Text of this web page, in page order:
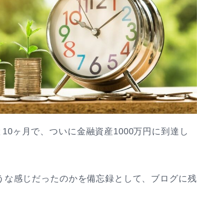
ヶ月で、ついに金融資産1000万円に到達し
感じだったのかを備忘録として、ブログに残